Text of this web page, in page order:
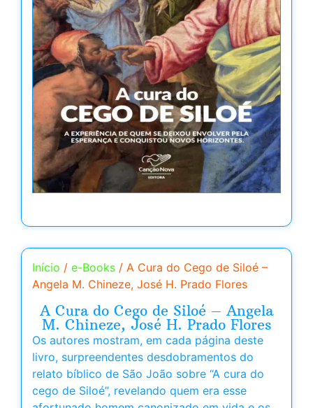
Início / e-Books / A Cura do Cego de Siloé –
Angela M. Chineze, José H. Prado Flores
A Cura do Cego de Siloé – Angela
M. Chineze, José H. Prado Flores
Os autores mostram, em cada página deste
livro, surpreendentes desdobramentos do
relato bíblico de São João sobre “A cura do
cego de Siloé”, revelando quem era esse